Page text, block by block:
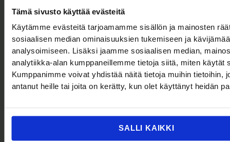
Tämä sivusto käyttää evästeitä
Käytämme evästeitä tarjoamamme sisällön ja mainosten
sosiaalisen median ominaisuuksien tukemiseen ja
analysoimiseen. Lisäksi jaamme sosiaalisen median,
analytiikka-alan kumppaneillemme tietoja siitä, miten käytät
Kumppanimme voivat yhdistää näitä tietoja muihin tietoihin,
antanut heille tai joita on kerätty, kun olet käyttänyt heidän
SALLI KAIKKI
Aivia In seinäkaappi
defibrillaattorille (ääni-
ja valohälytyksellä)
199,00€ (Sis. Alv249,75€)
Lisää ostoskoriin
377,00€ (Sis. Alv 473,14€
Lisää ostoskoriin